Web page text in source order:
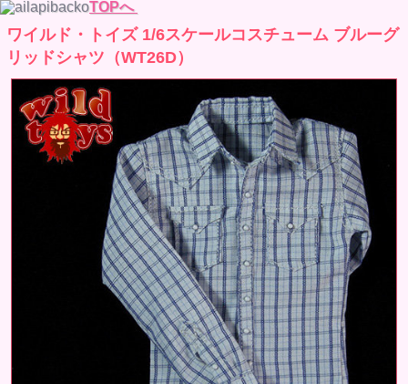
TOPへ
ワイルド・トイズ 1/6スケールコスチューム ブルーグ
リッドシャツ（WT26D）